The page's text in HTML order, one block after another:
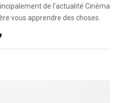
de l'actualité Cinéma
vous apprendre des choses.